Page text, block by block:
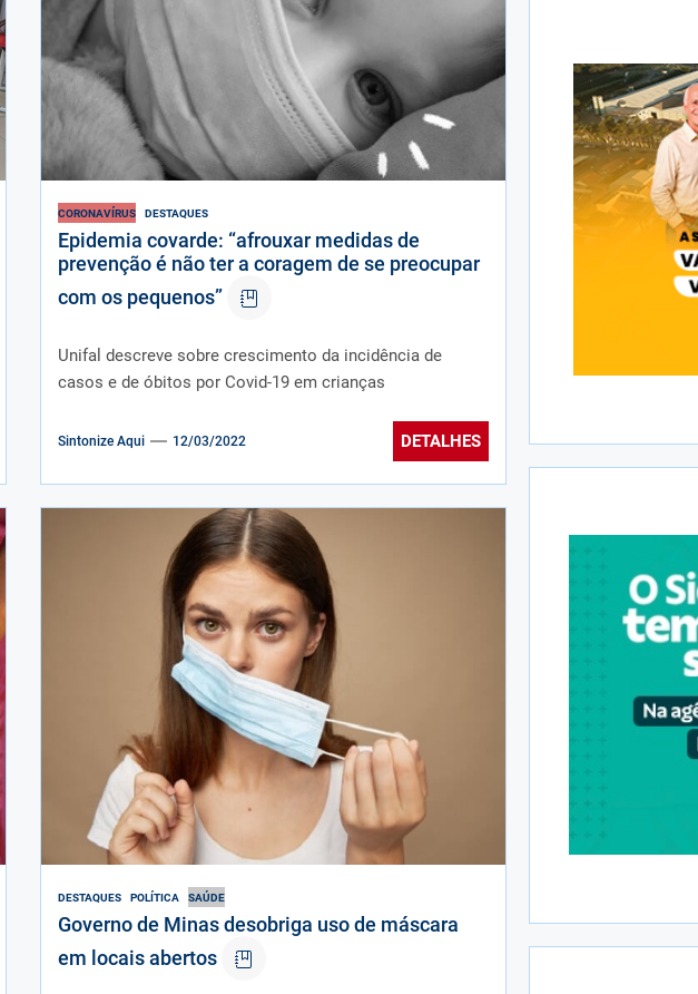
CORONAVÍRUS DESTAQUES
Epidemia covarde: “afrouxar medidas de
prevenção é não ter a coragem de se preocupar
com os pequenos”
Unifal descreve sobre crescimento da incidência de
casos e de óbitos por Covid-19 em crianças
Sintonize Aqui 12/03/2022 DETALHES
DESTAQUES POLÍTICA SAÚDE
Governo de Minas desobriga uso de máscara
em locais abertos